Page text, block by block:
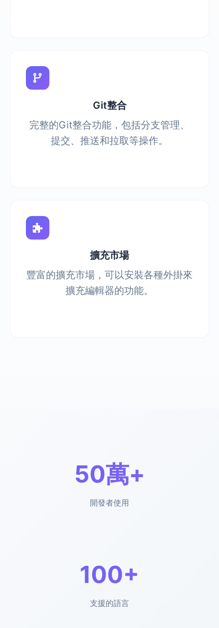
Git整合
完整的Git整合功能，包括分支管理、
提交、推送和拉取等操作。
擴充市場
豐富的擴充市場，可以安裝各種外掛來
擴充編輯器的功能。
50萬+
開發者使用
100+
支援的語言